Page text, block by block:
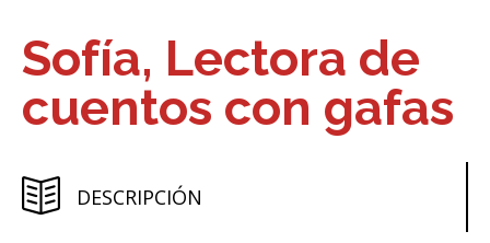
Sofía, Lectora de
cuentos con gafas
DESCRIPCIÓN